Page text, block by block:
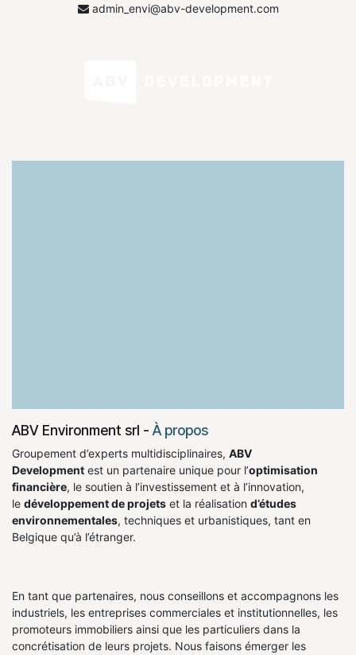
admin_envi@abv-development.com
ABV Environment srl - À propos
Groupement d’experts multidisciplinaires, ABV
Development est un partenaire unique pour l’optimisation
financière, le soutien à l’investissement et à l’innovation,
le développement de projets et la réalisation d’études
environnementales, techniques et urbanistiques, tant en
Belgique qu’à l’étranger.
En tant que partenaires, nous conseillons et accompagnons les
industriels, les entreprises commerciales et institutionnelles, les
promoteurs immobiliers ainsi que les particuliers dans la
concrétisation de leurs projets. Nous faisons émerger les